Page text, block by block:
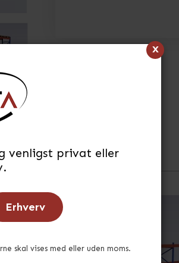
x
venligst privat eller
Erhverv
skal vises med eller uden moms.